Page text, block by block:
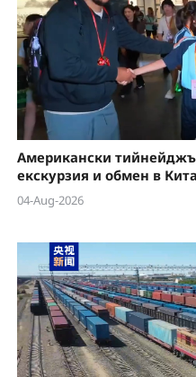
Американски
екскурзия и обмен в
04-Aug-2026